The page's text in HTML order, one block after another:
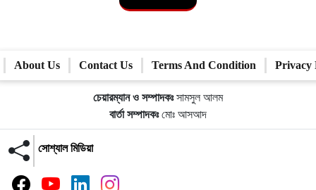
About Us Contact Us Terms And Condition Privacy
চেয়ারম্যান ও সম্পাদকঃসামসুল আলম
বার্তা সম্পাদকঃমোঃ আসআদ
সোশ্যাল মিডিয়া